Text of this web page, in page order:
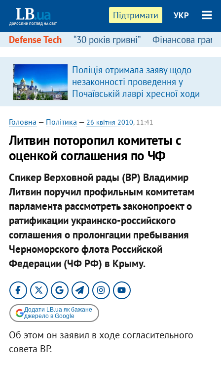
Підтримати УКР
Defense Tech “30 років гривні” Фінансова
Поліція отримала заяву щодо
незаконності проведення у
Почаївській лаврі хресної ходи
Головна — Політика — 26 квітня 2010, 11:41
Литвин поторопил комитеты с
оценкой соглашения по ЧФ
Спикер Верховной рады (ВР) Владимир
Литвин поручил профильным комитетам
парламента рассмотреть законопроект о
ратификации украинско-российского
соглашения о пролонгации пребывания
Черноморского флота Российской
Федерации (ЧФ РФ) в Крыму.
Додати LB.ua як бажане
джерело в Google
Об этом он заявил в ходе согласительного
совета ВР.